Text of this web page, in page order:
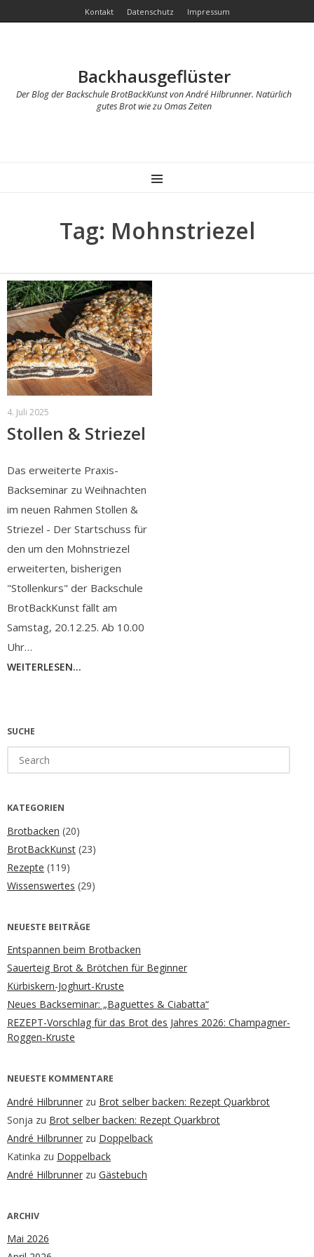
Kontakt Datenschutz Impressum
Backhausgeflüster
Der Blog der Backschule BrotBackKunst von André Hilbrunner. Natürlich
gutes Brot wie zu Omas Zeiten
MENU
Tag: Mohnstriezel
4. Juli 2025
Stollen & Striezel
Das erweiterte Praxis-
Backseminar zu Weihnachten
im neuen Rahmen Stollen &
Striezel - Der Startschuss für
den um den Mohnstriezel
erweiterten, bisherigen
"Stollenkurs" der Backschule
BrotBackKunst fällt am
Samstag, 20.12.25. Ab 10.00
Uhr…
WEITERLESEN...
SUCHE
for:
KATEGORIEN
Brotbacken (20)
BrotBackKunst (23)
Rezepte (119)
Wissenswertes (29)
NEUESTE BEITRÄGE
Entspannen beim Brotbacken
Sauerteig Brot & Brötchen für Beginner
Kürbiskern-Joghurt-Kruste
Neues Backseminar: „Baguettes & Ciabatta“
REZEPT-Vorschlag für das Brot des Jahres 2026: Champagner-
Roggen-Kruste
NEUESTE KOMMENTARE
André Hilbrunner zu Brot selber backen: Rezept Quarkbrot
Sonja zu Brot selber backen: Rezept Quarkbrot
André Hilbrunner zu Doppelback
Katinka zu Doppelback
André Hilbrunner zu Gästebuch
ARCHIV
Mai 2026